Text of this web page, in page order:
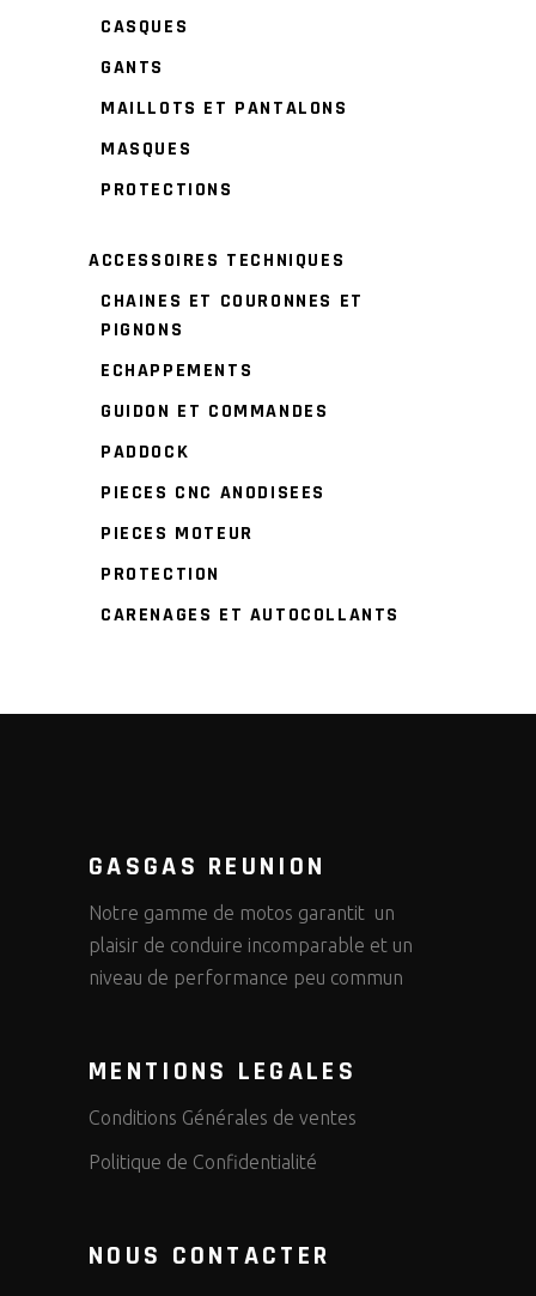
CASQUES
GANTS
MAILLOTS ET PANTALONS
MASQUES
PROTECTIONS
ACCESSOIRES TECHNIQUES
CHAINES ET COURONNES ET
PIGNONS
ECHAPPEMENTS
GUIDON ET COMMANDES
PADDOCK
PIECES CNC ANODISEES
PIECES MOTEUR
PROTECTION
CARENAGES ET AUTOCOLLANTS
GASGAS REUNION
Notre gamme de motos garantit un
plaisir de conduire incomparable et un
niveau de performance peu commun
MENTIONS LEGALES
Conditions Générales de ventes
Politique de Confidentialité
NOUS CONTACTER